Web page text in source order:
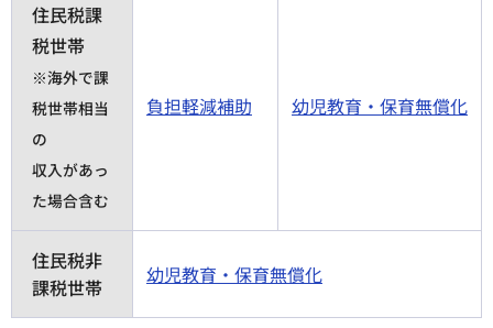
住民税課
税世帯
※海外で課
税世帯相当
の
収入があっ
た場合含む
負担軽減補助 幼児教育・保育無償化
住民税非
課税世帯
幼児教育・保育無償化